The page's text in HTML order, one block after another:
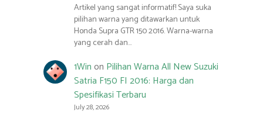
Artikel yang sangat informatif! Saya suka
pilihan warna yang ditawarkan untuk
Honda Supra GTR 150 2016. Warna-warna
yang cerah dan…
1Winon Pilihan Warna All New Suzuki
Satria F150 FI 2016: Harga dan
Spesifikasi Terbaru
July 28, 2026